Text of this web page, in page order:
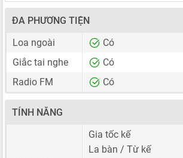
ĐA PHƯƠNG TIỆN
Loa ngoài
Có
Giắc tai nghe
Có
Radio FM
Có
TÍNH NĂNG
Gia tốc kế
La bàn / Từ kế